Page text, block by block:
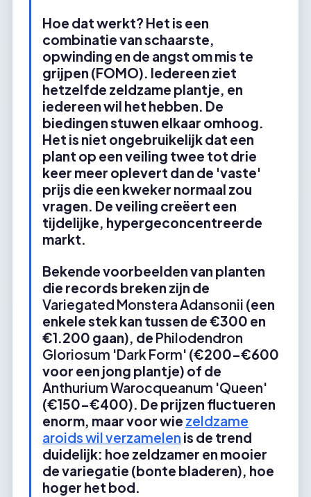
Hoe dat werkt? Het is een
combinatie van schaarste,
opwinding en de angst om mis te
grijpen (FOMO). Iedereen ziet
hetzelfde zeldzame plantje, en
iedereen wil het hebben. De
biedingen stuwen elkaar omhoog.
Het is niet ongebruikelijk dat een
plant op een veiling twee tot drie
keer meer oplevert dan de 'vaste'
prijs die een kweker normaal zou
vragen. De veiling creëert een
tijdelijke, hypergeconcentreerde
markt.
Bekende voorbeelden van planten
die records breken zijn de
Variegated Monstera Adansonii (een
enkele stek kan tussen de €300 en
€1.200 gaan), de Philodendron
Gloriosum 'Dark Form' (€200-€600
voor een jong plantje) of de
Anthurium Warocqueanum 'Queen'
(€150-€400). De prijzen fluctueren
enorm, maar voor wie zeldzame
aroids wil verzamelen is de trend
duidelijk: hoe zeldzamer en mooier
de variegatie (bonte bladeren), hoe
hoger het bod.